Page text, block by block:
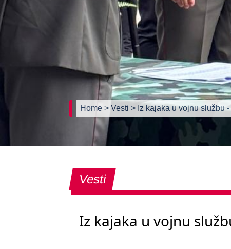
Home> Vesti> Iz kajaka u vojnu službu
Vesti
Iz kajaka u vojnu